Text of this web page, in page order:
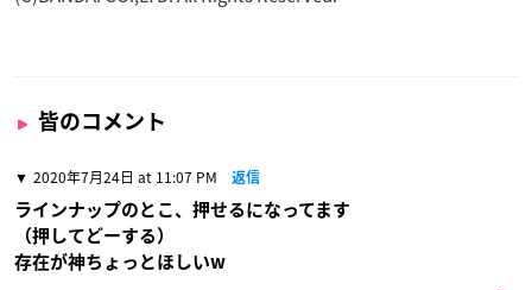
皆のコメント
2020年7月24日 at 11:07 PM 返信
ラインナップのとこ、押せるになってます
（押してどーする）
存在が神ちょっとほしいw